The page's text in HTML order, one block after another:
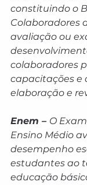
constituindo o
Colaboradores
avaliação ou
colaboradores
capacitações e
elaboração e
Enem – O
Ensino Médio
desempenho
estudantes ao
educação